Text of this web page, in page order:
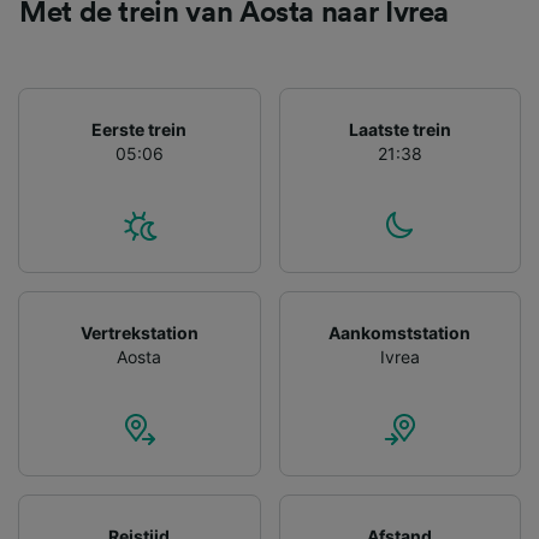
Met de trein van Aosta naar Ivrea
Eerste trein
05:06
Laatste trein
21:38
Vertrekstation
Aosta
Aankomststation
Ivrea
Wij en onze partners verwerken gegevens
apparaatkenmerken actief scannen ter
opslaan en/of openen. Gepersonaliseerde
advertenties en content, advertentie- en
ontwikkeling van diensten.